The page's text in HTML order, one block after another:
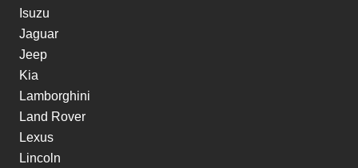
Isuzu
Jaguar
Jeep
Kia
Lamborghini
Land Rover
Lexus
Lincoln